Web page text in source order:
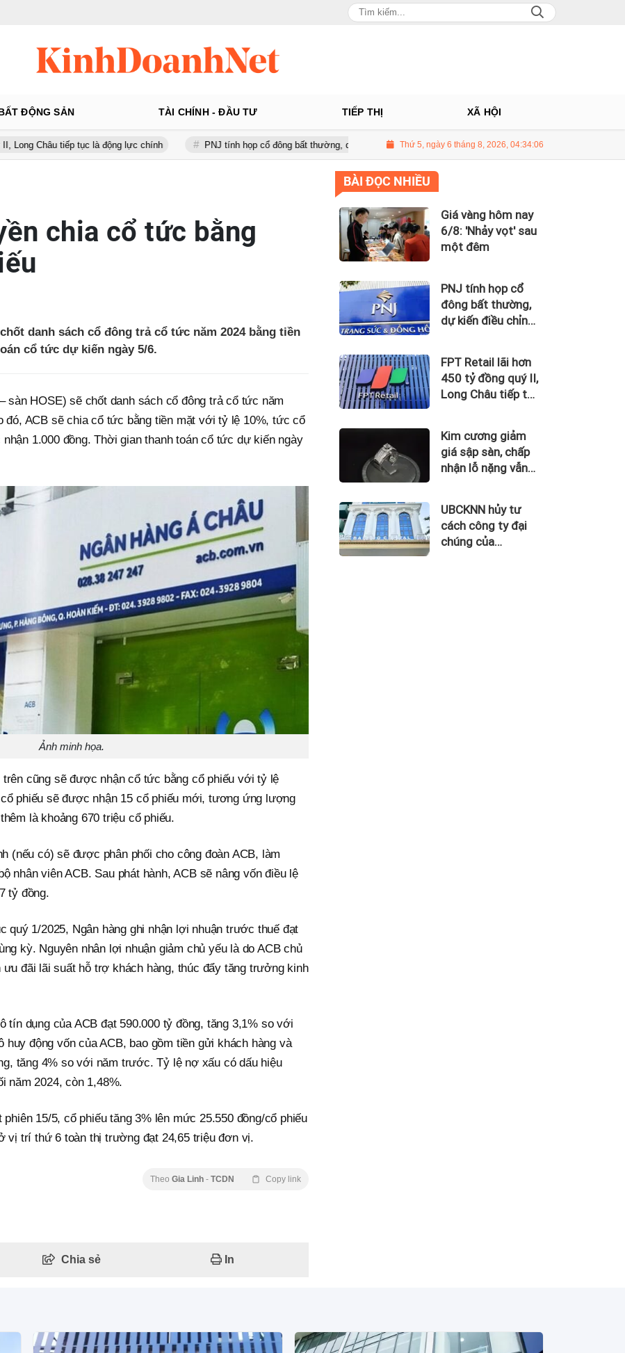
ĐỘNG SẢN TÀI CHÍNH - ĐẦU TƯ TIẾP THỊ XÃ HỘI
tiếp tục là động lực chính PNJ tính họp cổ đông bất thường, dự kiến điều chỉnh kế hoạch kinh doanh 2026 Giá vàng hôm nay 6/8:
Thứ 5, ngày 6 tháng 8, 2026, 04:34:07
chia cổ tức bằng
danh sách cổ đông trả cổ tức năm 2024 bằng tiền
cổ tức dự kiến ngày 5/6.
sàn HOSE) sẽ chốt danh sách cổ đông trả cổ tức năm
đó, ACB sẽ chia cổ tức bằng tiền mặt với tỷ lệ 10%, tức cổ
1.000 đồng. Thời gian thanh toán cổ tức dự kiến ngày
Ảnh minh họa.
trên cũng sẽ được nhận cổ tức bằng cổ phiếu với tỷ lệ
phiếu sẽ được nhận 15 cổ phiếu mới, tương ứng lượng
là khoảng 670 triệu cổ phiếu.
(nếu có) sẽ được phân phối cho công đoàn ACB, làm
nhân viên ACB. Sau phát hành, ACB sẽ nâng vốn điều lệ
tỷ đồng.
quý 1/2025, Ngân hàng ghi nhận lợi nhuận trước thuế đạt
kỳ. Nguyên nhân lợi nhuận giảm chủ yếu là do ACB chủ
đãi lãi suất hỗ trợ khách hàng, thúc đẩy tăng trưởng kinh
tín dụng của ACB đạt 590.000 tỷ đồng, tăng 3,1% so với
động vốn của ACB, bao gồm tiền gửi khách hàng và
tăng 4% so với năm trước. Tỷ lệ nợ xấu có dấu hiệu
năm 2024, còn 1,48%.
15/5, cổ phiếu tăng 3% lên mức 25.550 đồng/cổ phiếu
vị trí thứ 6 toàn thị trường đạt 24,65 triệu đơn vị.
Theo Gia Linh - TCDN Copy link
Chia sẻ In
BÀI ĐỌC NHIỀU
Giá vàng hôm nay
6/8: 'Nhảy vọt' sau
một đêm
PNJ tính họp cổ
đông bất thường,
dự kiến điều chỉnh
FPT Retail lãi hơn
450 tỷ đồng quý II,
Long Châu tiếp tục
Kim cương giảm
giá sập sàn, chấp
nhận lỗ nặng vẫn
UBCKNN hủy tư
cách công ty đại
chúng của